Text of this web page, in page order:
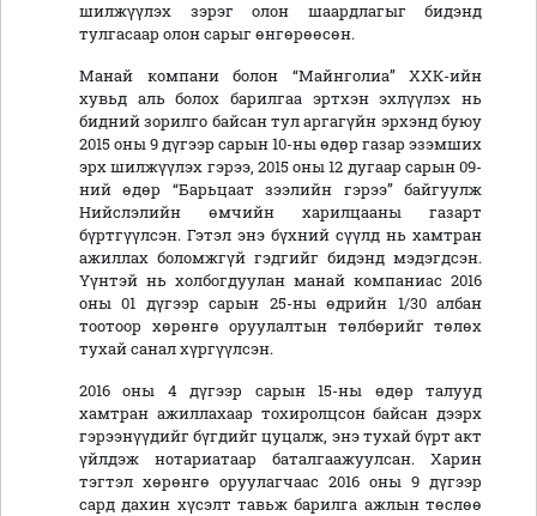
шилжүүлэх зэрэг олон шаардлагыг бидэнд
тулгасаар олон сарыг өнгөрөөсөн.
Манай компани болон “Майнголиа” ХХК-ийн
хувьд аль болох барилгаа эртхэн эхлүүлэх нь
бидний зорилго байсан тул аргагүйн эрхэнд буюу
2015 оны 9 дүгээр сарын 10-ны өдөр газар эзэмших
эрх шилжүүлэх гэрээ, 2015 оны 12 дугаар сарын 09-
ний өдөр “Барьцаат зээлийн гэрээ” байгуулж
Нийслэлийн өмчийн харилцааны газарт
бүртгүүлсэн. Гэтэл энэ бүхний сүүлд нь хамтран
ажиллах боломжгүй гэдгийг бидэнд мэдэгдсэн.
Үүнтэй нь холбогдуулан манай компаниас 2016
оны 01 дүгээр сарын 25-ны өдрийн 1/30 албан
тоотоор хөрөнгө оруулалтын төлбөрийг төлөх
тухай санал хүргүүлсэн.
2016 оны 4 дүгээр сарын 15-ны өдөр талууд
хамтран ажиллахаар тохиролцсон байсан дээрх
гэрээнүүдийг бүгдийг цуцалж, энэ тухай бүрт акт
үйлдэж нотариатаар баталгаажуулсан. Харин
тэгтэл хөрөнгө оруулагчаас 2016 оны 9 дүгээр
сард дахин хүсэлт тавьж барилга ажлын төслөө